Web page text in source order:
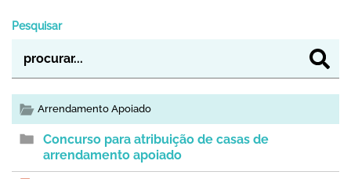
Pesquisar
Arrendamento Apoiado
Concurso para atribuição de casas de
arrendamento apoiado